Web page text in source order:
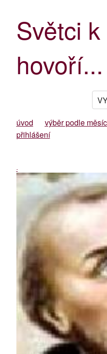
Světci
hovoří...
úvod výběr podle
přihlášení
-